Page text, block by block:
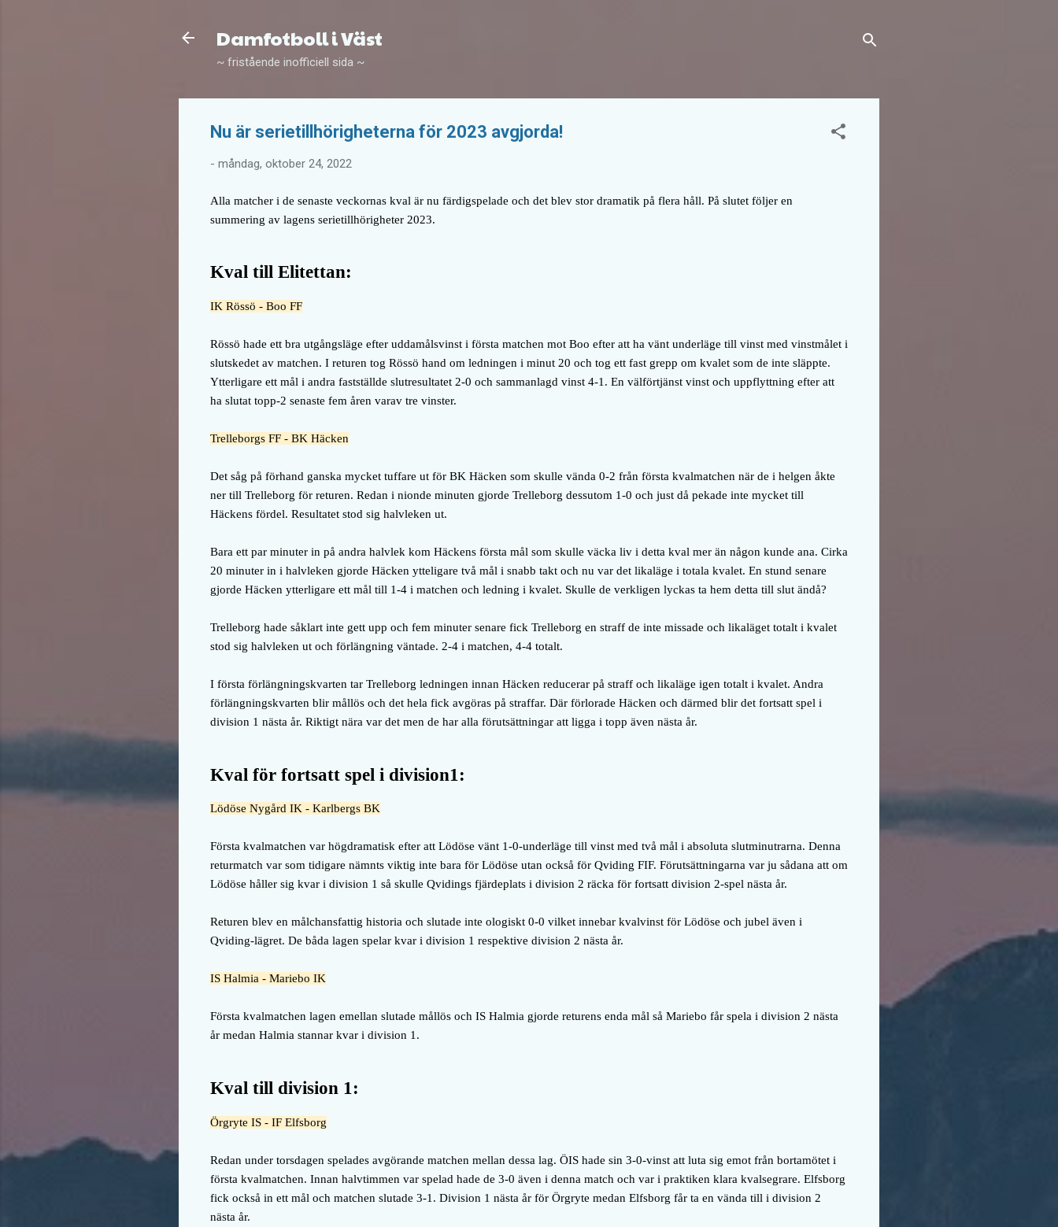
Damfotboll i Väst
~ fristående inofficiell sida ~
Nu är serietillhörigheterna för 2023 avgjorda!
- måndag, oktober 24, 2022
Alla matcher i de senaste veckornas kval är nu färdigspelade och det blev stor dramatik på flera håll. På slutet följer en
summering av lagens serietillhörigheter 2023.
Kval till Elitettan:
IK Rössö - Boo FF
Rössö hade ett bra utgångsläge efter uddamålsvinst i första matchen mot Boo efter att ha vänt underläge till vinst med vinstmålet i
slutskedet av matchen. I returen tog Rössö hand om ledningen i minut 20 och tog ett fast grepp om kvalet som de inte släppte.
Ytterligare ett mål i andra fastställde slutresultatet 2-0 och sammanlagd vinst 4-1. En välförtjänst vinst och uppflyttning efter att
ha slutat topp-2 senaste fem åren varav tre vinster.
Trelleborgs FF - BK Häcken
Det såg på förhand ganska mycket tuffare ut för BK Häcken som skulle vända 0-2 från första kvalmatchen när de i helgen åkte
ner till Trelleborg för returen. Redan i nionde minuten gjorde Trelleborg dessutom 1-0 och just då pekade inte mycket till
Häckens fördel. Resultatet stod sig halvleken ut.
Bara ett par minuter in på andra halvlek kom Häckens första mål som skulle väcka liv i detta kval mer än någon kunde ana. Cirka
20 minuter in i halvleken gjorde Häcken ytteligare två mål i snabb takt och nu var det likaläge i totala kvalet. En stund senare
gjorde Häcken ytterligare ett mål till 1-4 i matchen och ledning i kvalet. Skulle de verkligen lyckas ta hem detta till slut ändå?
Trelleborg hade såklart inte gett upp och fem minuter senare fick Trelleborg en straff de inte missade och likaläget totalt i kvalet
stod sig halvleken ut och förlängning väntade. 2-4 i matchen, 4-4 totalt.
I första förlängningskvarten tar Trelleborg ledningen innan Häcken reducerar på straff och likaläge igen totalt i kvalet. Andra
förlängningskvarten blir mållös och det hela fick avgöras på straffar. Där förlorade Häcken och därmed blir det fortsatt spel i
division 1 nästa år. Riktigt nära var det men de har alla förutsättningar att ligga i topp även nästa år.
Kval för fortsatt spel i division1:
Lödöse Nygård IK - Karlbergs BK
Första kvalmatchen var högdramatisk efter att Lödöse vänt 1-0-underläge till vinst med två mål i absoluta slutminutrarna. Denna
returmatch var som tidigare nämnts viktig inte bara för Lödöse utan också för Qviding FIF. Förutsättningarna var ju sådana att om
Lödöse håller sig kvar i division 1 så skulle Qvidings fjärdeplats i division 2 räcka för fortsatt division 2-spel nästa år.
Returen blev en målchansfattig historia och slutade inte ologiskt 0-0 vilket innebar kvalvinst för Lödöse och jubel även i
Qviding-lägret. De båda lagen spelar kvar i division 1 respektive division 2 nästa år.
IS Halmia - Mariebo IK
Första kvalmatchen lagen emellan slutade mållös och IS Halmia gjorde returens enda mål så Mariebo får spela i division 2 nästa
år medan Halmia stannar kvar i division 1.
Kval till division 1:
Örgryte IS - IF Elfsborg
Redan under torsdagen spelades avgörande matchen mellan dessa lag. ÖIS hade sin 3-0-vinst att luta sig emot från bortamötet i
första kvalmatchen. Innan halvtimmen var spelad hade de 3-0 även i denna match och var i praktiken klara kvalsegrare. Elfsborg
fick också in ett mål och matchen slutade 3-1. Division 1 nästa år för Örgryte medan Elfsborg får ta en vända till i division 2
nästa år.